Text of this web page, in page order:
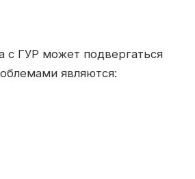
с ГУР может подвергаться
являются: